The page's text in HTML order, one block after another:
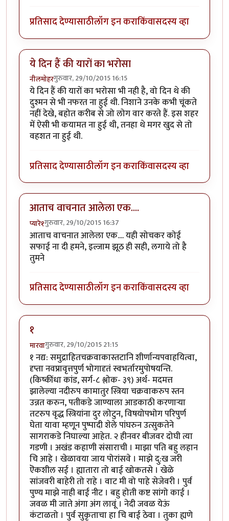
प्रतिसाद देण्यासाठीलॉग इन कराकिंवासदस्य व्हा
ये दिन हैं की यारों का भरोसा
नीलमोहरगुरुवार, 29/10/2015 16:15
ये दिन हैं की यारों का भरोसा भी नही है, वो दिन थे की
दुश्मन से भी नफरत ना हुई थी. निशाने उनके कभी चूंकते
नहीं देखे, बहोत करीब से जो लोग वार करते हैं. इस शहर
में ऐसी भी कयामत ना हुई थी, तनहा थे मगर खुद से तो
वहशत ना हुई थी.
प्रतिसाद देण्यासाठीलॉग इन कराकिंवासदस्य व्हा
आताच वाचनात आलेला एक....
प्यारे१गुरुवार, 29/10/2015 16:37
आताच वाचनात आलेला एक.... यही सोचकर कोई
सफाई ना दी हमने, इल्जाम झूठ ही सही, लगाये तो है
तुमने
प्रतिसाद देण्यासाठीलॉग इन कराकिंवासदस्य व्हा
१
मारवागुरुवार, 29/10/2015 21:15
१ नद्य: समुद्राहितचक्रवाकास्तटानि शीर्णान्यपवाहयित्वा,
दृप्ता नवप्रावृत्तपुर्ण भोगादृतं स्वभर्तारमुपोषयन्ति.
(किष्कींधा कांड, सर्ग-८ श्लोक- ३९) अर्थ- मदमत्त
झालेल्या नदीरुप कामातुर स्त्रिया चक्रवाकरुप स्तन
उन्नत करुन, पतीकडे जाण्याला आडकाठी करणा‍र्‍या
तटरुप वृद्ध स्त्रियांना दुर लोटुन, विषयोपभोग परिपुर्ण
घेता यावा म्हणून पुष्पादी शेले पांघरुन उत्सुकतेने
सागराकडे निघाल्या आहेत. २ हीनवर बीजवर दोघी त्या
गडणी । अखंड कहाणी संसाराची । माझा पति बहु लहान
चि आहे । खेळावया जाय पोरांसवे । माझे दु:ख जरी
ऎकशील सई । ह्यातारा तो बाई खोकतसे । खेळे
सांजवरी बाहेरी तो राहे । वाट मी वो पाहे सेजेवरी । पुर्व
पुण्य माझे नाही बाई नीट । बहु होती कष्ट सांगो काई ।
जवळ मी जाते अंगा अंग लावूं । नेदी जवळ येऊं
कंटाळतो । पुर्व सुकृताचा हा चि बाई ठेवा । तुका ह्यणे